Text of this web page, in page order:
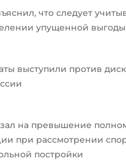
что следует
упущенной выгоды
выступили против
на превышение
при рассмотрении
постройки